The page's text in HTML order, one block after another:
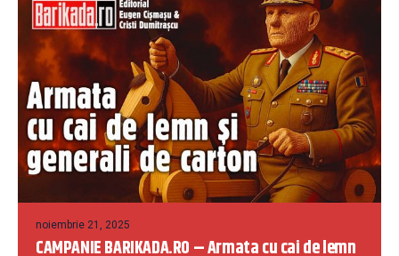
noiembrie 21, 2025
CAMPANIE BARIKADA.RO – Armata cu cai de lemn